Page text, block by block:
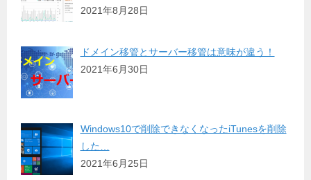
2021年8月28日
ドメイン移管とサーバー移管は意味が違う！
2021年6月30日
Windows10で削除できなくなったiTunesを削除
した…
2021年6月25日